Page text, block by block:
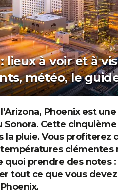
lieux à voir et à
météo, le
Phoenix est
Sonora. Cette
la pluie. Vous profiterez
clémentes
quoi prendre des notes
tout ce que vous